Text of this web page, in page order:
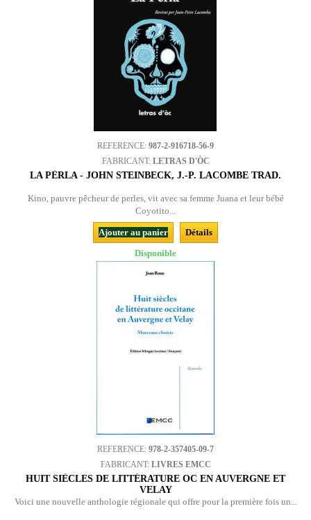
REFERENCE: 987-2-916718-56-9
FABRICANT: LETRAS D'ÒC
LA PÈRLA - JOHN STEINBECK, J.-P. LACOMBE TRAD.
Kino, pauvre pêcheur de perles, vit avec sa femme Juana et leur bébé
Coyotito...
Ajouter au panier
Détails
Disponible
REFERENCE: 978-2-357405-09-7
FABRICANT: LIVRES EMCC
HUIT SIÈCLES DE LITTÉRATURE OC EN AUVERGNE ET
VELAY
Voici une nouvelle anthologie régionale qui offre pour la première fois un...